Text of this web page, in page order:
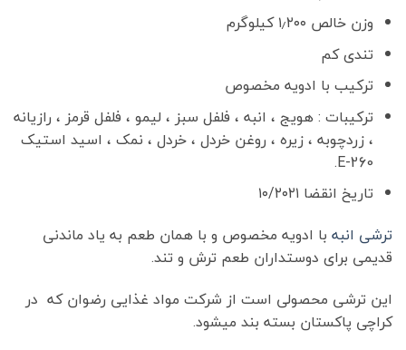
وزن خالص ۱٫۲۰۰ کیلوگرم
تندی کم
ترکیب با ادویه مخصوص
ترکیبات : هویج ، انبه ، فلفل سبز ، لیمو ، فلفل قرمز ، رازیانه
، زردچوبه ، زیره ، روغن خردل ، خردل ، نمک ، اسید استیک
E-260.
تاریخ انقضا ۱۰/۲۰۲۱
ترشی انبه با ادویه مخصوص و با همان طعم به یاد ماندنی
قدیمی برای دوستداران طعم ترش و تند.
این ترشی محصولی است از شرکت مواد غذایی رضوان که در
کراچی پاکستان بسته بند میشود.